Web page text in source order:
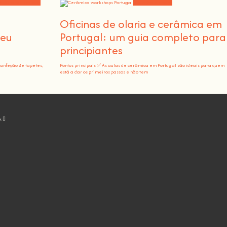
de tapetes,
Oficinas de olaria e cerâmica em
Portugal: um guia completo para
principiantes
Pontos principais ✅ As aulas de cerâmica em Portugal são ideais para quem
está a dar os primeiros passos e não tem